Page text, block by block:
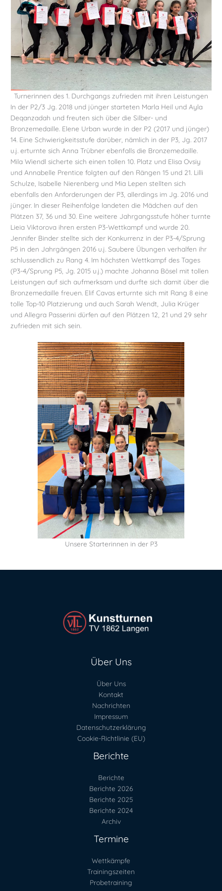
Turnerinnen des 1. Durchgangs zufrieden mit ihren Leistungen
In der P2/3 Jg. 2018 und jünger starteten Marla Heil und Ayla
Deqanzadah und freuten sich über die Silber- und
Bronzemedaille. Elene Urban wurde in der P2 (2017 und jünger)
14. Eine Schwierigkeitsstufe darüber, nämlich in der P3, Jg. 2017
u.j. erturnte sich Anna Trübner ebenfalls die Bronzemedaille.
Mila Wiendl sicherte sich einen tollen 10. Platz und Elisa Ovsiy
und Annabelle Prentice folgten auf den Rängen 15 und 21. Lilli
Schulze, Isabelle Nierenberg und Mia Lepen stellten sich
ebenfalls den Anforderungen der P3, allerdings im Jg. 2016 und
jünger. In dieser Reihenfolge landeten die Mädchen auf den
Plätzen 37, 36 und 30. Eine weitere Jahrgangsstufe höher turnte
Lieia Viktorova ihren ersten P3-Wettkampf und wurde 20.
Jennifer Binder stellte sich der Konkurrenz in der P3-4/Sprung
P5 in den Jahrgängen 2016 u.j. Saubere Übungen verhalfen ihr
schlussendlich zu Rang 4. Im höchsten Wettkampf des Tages
(P3-4/Sprung P5, Jg. 2015 u.j.) machte Johanna Bösel mit tollen
Leistungen auf sich aufmerksam und durfte sich damit über die
Bronzemedaille freuen. Elif Cavas erturnte sich mit Rang 8 eine
tolle Top-10 Platzierung und auch Sarah Wendt, Julia Krüger
und Allegra Passerini dürfen auf den Plätzen 12, 21 und 29 sehr
zufrieden mit sich sein.
Unsere Starterinnen in der P3
Über Uns
Über Uns
Kontakt
Nachrichten
Impressum
Datenschutzerklärung
Cookie-Richtlinie (EU)
Berichte
Berichte
Berichte 2026
Berichte 2025
Berichte 2024
Archiv
Termine
Wettkämpfe
Trainingszeiten
Probetraining